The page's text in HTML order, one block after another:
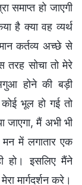
समाप्त हो जाएगी
है क्या वह व्यर्थ
कर्तव्य अच्छे से
तरह सोचा तो मेरे
होने की बड़ी
कोई भूल हो गई तो
जाएगा, मैं अभी भी
मन में लगातार एक
हो। इसलिए मैंने
मार्गदर्शन करे।